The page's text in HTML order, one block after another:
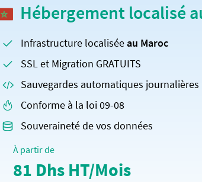
Hébergement localisé
Infrastructure localiséeau Maroc
SSL et Migration GRATUITS
Sauvegardes automatiques journalières
Conforme à la loi 09-08
Souveraineté de vos données
À partir de
81 Dhs HT/Mois